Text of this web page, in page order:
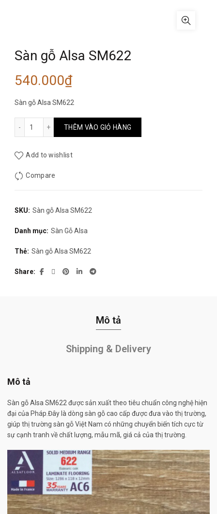
Sàn gỗ Alsa SM622
540.000₫
Sàn gỗ Alsa SM622
Sàn gỗ Alsa SM622 số lượng
THÊM VÀO GIỎ HÀNG
Add to wishlist
Compare
SKU: Sàn gỗ Alsa SM622
Danh mục: Sàn Gỗ Alsa
Thẻ: Sàn gỗ Alsa SM622
Share
Mô tả
Shipping & Delivery
Mô tả
Sàn gỗ Alsa SM622 được sản xuất theo tiêu chuẩn công nghệ hiện
đại của Pháp.Đây là dòng sàn gỗ cao cấp được đưa vào thị trường,
giúp thị trường sàn gỗ Việt Nam có những chuyển biến tích cực từ
sự cạnh tranh về chất lượng, mẫu mã, giá cả của thị trường.